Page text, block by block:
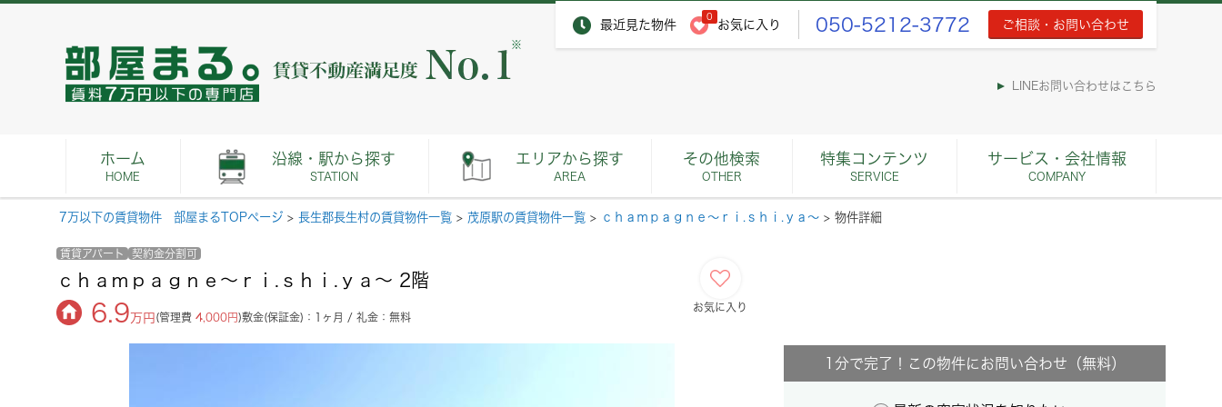
最近見た物件
0
お気に入り 050-5212-3772 ご相談・お問い合わせ
※
LINEお問い合わせはこちら
ホーム
HOME
沿線・駅から探す
STATION
エリアから探す
AREA
その他検索
OTHER
特集コンテンツ
SERVICE
サービス・会社情報
COMPANY
7万以下の賃貸物件 部屋まるTOPページ > 長生郡長生村の賃貸物件一覧 > 茂原駅の賃貸物件一覧 > ｃｈａｍｐａｇｎｅ～ｒｉ.ｓｈｉ.ｙａ～ > 物件詳細
賃貸アパート 契約金分割可
ｃｈａｍｐａｇｎｅ～ｒｉ.ｓｈｉ.ｙａ～ 2階
6.9 万円 (管理費 4,000円)敷金(保証金)：1ヶ月 / 礼金：無料
お気に入り
1分で完了！この物件にお問い合わせ（無料）